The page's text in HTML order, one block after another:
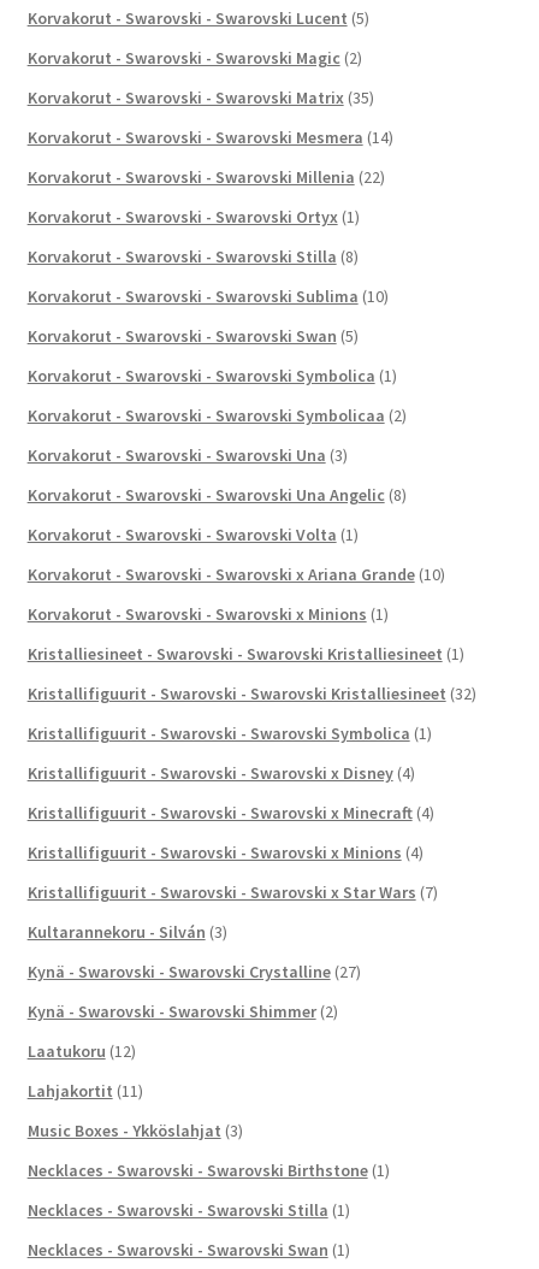
Korvakorut - Swarovski - Swarovski Lucent (5)
Korvakorut - Swarovski - Swarovski Magic (2)
Korvakorut - Swarovski - Swarovski Matrix (35)
Korvakorut - Swarovski - Swarovski Mesmera (14)
Korvakorut - Swarovski - Swarovski Millenia (22)
Korvakorut - Swarovski - Swarovski Ortyx (1)
Korvakorut - Swarovski - Swarovski Stilla (8)
Korvakorut - Swarovski - Swarovski Sublima (10)
Korvakorut - Swarovski - Swarovski Swan (5)
Korvakorut - Swarovski - Swarovski Symbolica (1)
Korvakorut - Swarovski - Swarovski Symbolicaa (2)
Korvakorut - Swarovski - Swarovski Una (3)
Korvakorut - Swarovski - Swarovski Una Angelic (8)
Korvakorut - Swarovski - Swarovski Volta (1)
Korvakorut - Swarovski - Swarovski x Ariana Grande (10)
Korvakorut - Swarovski - Swarovski x Minions (1)
Kristalliesineet - Swarovski - Swarovski Kristalliesineet (1)
Kristallifiguurit - Swarovski - Swarovski Kristalliesineet (32)
Kristallifiguurit - Swarovski - Swarovski Symbolica (1)
Kristallifiguurit - Swarovski - Swarovski x Disney (4)
Kristallifiguurit - Swarovski - Swarovski x Minecraft (4)
Kristallifiguurit - Swarovski - Swarovski x Minions (4)
Kristallifiguurit - Swarovski - Swarovski x Star Wars (7)
Kultarannekoru - Silván (3)
Kynä - Swarovski - Swarovski Crystalline (27)
Kynä - Swarovski - Swarovski Shimmer (2)
Laatukoru (12)
Lahjakortit (11)
Music Boxes - Ykköslahjat (3)
Necklaces - Swarovski - Swarovski Birthstone (1)
Necklaces - Swarovski - Swarovski Stilla (1)
Necklaces - Swarovski - Swarovski Swan (1)